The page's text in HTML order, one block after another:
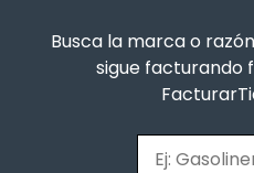
Busca la marca o
sigue facturando